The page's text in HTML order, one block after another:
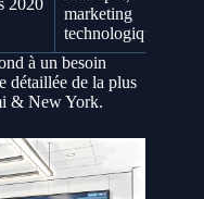
marketing
technologique
à un besoin
détaillée de la plus
& New York.